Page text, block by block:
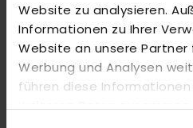
Website zu analysieren.
Informationen zu Ihrer
Website an unsere Partner
Werbung und Analysen
führen diese
weiteren Daten
Markieren Sie die Artikel, um Sie
oderAlle auswählen
Y1 Indoor Low Bow
130,00 €